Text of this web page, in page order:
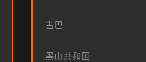
古巴
黑山共和国